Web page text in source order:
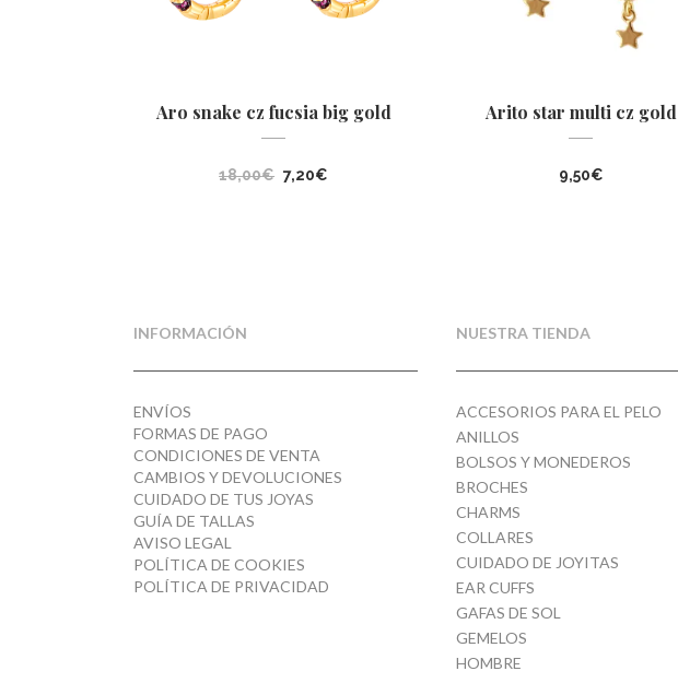
Aro snake cz fucsia big gold
18,00€ El
7,20€
Arito star multi cz gold
9,50€
INFORMACIÓN
ENVÍOS
FORMAS DE PAGO
CONDICIONES DE VENTA
CAMBIOS Y DEVOLUCIONES
CUIDADO DE TUS JOYAS
GUÍA DE TALLAS
AVISO LEGAL
POLÍTICA DE COOKIES
POLÍTICA DE PRIVACIDAD
NUESTRA TIENDA
ACCESORIOS PARA EL PELO
ANILLOS
BOLSOS Y MONEDEROS
BROCHES
CHARMS
COLLARES
CUIDADO DE JOYITAS
EAR CUFFS
GAFAS DE SOL
GEMELOS
HOMBRE